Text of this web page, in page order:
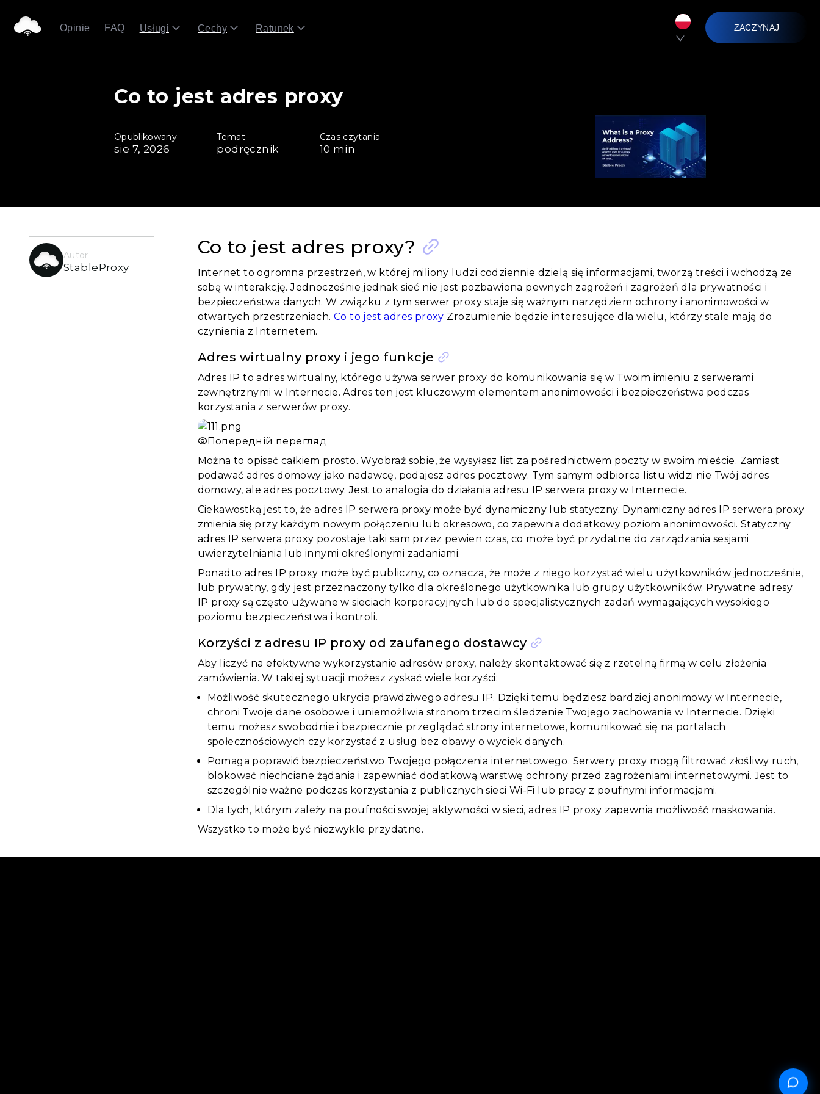
Opinie FAQ Usługi Cechy Ratunek ZACZYNAJ
Co to jest adres proxy
Opublikowany
sie 7, 2026
Temat
podręcznik
Czas czytania
10 min
Autor
StableProxy
Co to jest adres proxy?
Internet to ogromna przestrzeń, w której miliony ludzi codziennie dzielą się informacjami, tworzą treści i wchodzą ze
sobą w interakcję. Jednocześnie jednak sieć nie jest pozbawiona pewnych zagrożeń i zagrożeń dla prywatności i
bezpieczeństwa danych. W związku z tym serwer proxy staje się ważnym narzędziem ochrony i anonimowości w
otwartych przestrzeniach.Co to jest adres proxy Zrozumienie będzie interesujące dla wielu, którzy stale mają do
czynienia z Internetem.
Adres wirtualny proxy i jego funkcje
Adres IP to adres wirtualny, którego używa serwer proxy do komunikowania się w Twoim imieniu z serwerami
zewnętrznymi w Internecie. Adres ten jest kluczowym elementem anonimowości i bezpieczeństwa podczas
korzystania z serwerów proxy.
Попередній перегляд
Można to opisać całkiem prosto. Wyobraź sobie, że wysyłasz list za pośrednictwem poczty w swoim mieście. Zamiast
podawać adres domowy jako nadawcę, podajesz adres pocztowy. Tym samym odbiorca listu widzi nie Twój adres
domowy, ale adres pocztowy. Jest to analogia do działania adresu IP serwera proxy w Internecie.
Ciekawostką jest to, że adres IP serwera proxy może być dynamiczny lub statyczny. Dynamiczny adres IP serwera proxy
zmienia się przy każdym nowym połączeniu lub okresowo, co zapewnia dodatkowy poziom anonimowości. Statyczny
adres IP serwera proxy pozostaje taki sam przez pewien czas, co może być przydatne do zarządzania sesjami
uwierzytelniania lub innymi określonymi zadaniami.
Ponadto adres IP proxy może być publiczny, co oznacza, że ​​może z niego korzystać wielu użytkowników jednocześnie,
lub prywatny, gdy jest przeznaczony tylko dla określonego użytkownika lub grupy użytkowników. Prywatne adresy
IP proxy są często używane w sieciach korporacyjnych lub do specjalistycznych zadań wymagających wysokiego
poziomu bezpieczeństwa i kontroli.
Korzyści z adresu IP proxy od zaufanego dostawcy
Aby liczyć na efektywne wykorzystanie adresów proxy, należy skontaktować się z rzetelną firmą w celu złożenia
zamówienia. W takiej sytuacji możesz zyskać wiele korzyści:
Możliwość skutecznego ukrycia prawdziwego adresu IP. Dzięki temu będziesz bardziej anonimowy w Internecie,
chroni Twoje dane osobowe i uniemożliwia stronom trzecim śledzenie Twojego zachowania w Internecie. Dzięki
temu możesz swobodnie i bezpiecznie przeglądać strony internetowe, komunikować się na portalach
społecznościowych czy korzystać z usług bez obawy o wyciek danych.
Pomaga poprawić bezpieczeństwo Twojego połączenia internetowego. Serwery proxy mogą filtrować złośliwy ruch,
blokować niechciane żądania i zapewniać dodatkową warstwę ochrony przed zagrożeniami internetowymi. Jest to
szczególnie ważne podczas korzystania z publicznych sieci Wi-Fi lub pracy z poufnymi informacjami.
Dla tych, którym zależy na poufności swojej aktywności w sieci, adres IP proxy zapewnia możliwość maskowania.
Wszystko to może być niezwykle przydatne.